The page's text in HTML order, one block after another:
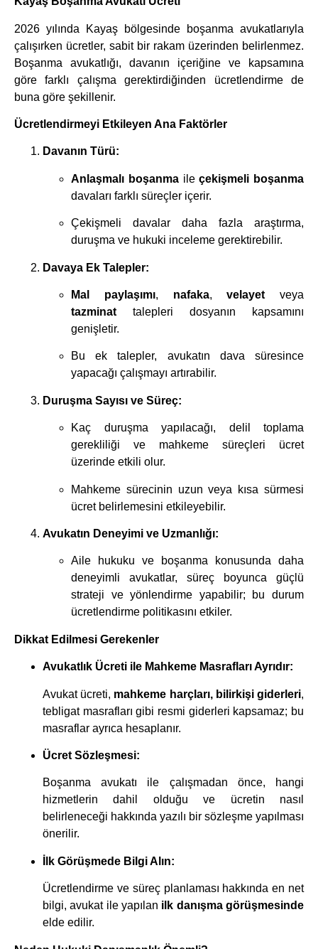
2026 yılında Kayaş bölgesinde boşanma avukatlarıyla
çalışırken ücretler, sabit bir rakam üzerinden belirlenmez.
Boşanma avukatlığı, davanın içeriğine ve kapsamına
göre farklı çalışma gerektirdiğinden ücretlendirme de
buna göre şekillenir.
Ücretlendirmeyi Etkileyen Ana Faktörler
Davanın Türü:
Anlaşmalı boşanmaileçekişmeli boşanma
davaları farklı süreçler içerir.
Çekişmeli davalar daha fazla araştırma,
duruşma ve hukuki inceleme gerektirebilir.
Davaya Ek Talepler:
Mal paylaşımı, nafaka,velayet veya
tazminat talepleri dosyanın kapsamını
genişletir.
Bu ek talepler, avukatın dava süresince
yapacağı çalışmayı artırabilir.
Duruşma Sayısı ve Süreç:
Kaç duruşma yapılacağı, delil toplama
gerekliliği ve mahkeme süreçleri ücret
üzerinde etkili olur.
Mahkeme sürecinin uzun veya kısa sürmesi
ücret belirlemesini etkileyebilir.
Avukatın Deneyimi ve Uzmanlığı:
Aile hukuku ve boşanma konusunda daha
deneyimli avukatlar, süreç boyunca güçlü
strateji ve yönlendirme yapabilir; bu durum
ücretlendirme politikasını etkiler.
Dikkat Edilmesi Gerekenler
Avukatlık Ücreti ile Mahkeme Masrafları Ayrıdır:
Avukat ücreti, mahkeme harçları, bilirkişi giderleri,
tebligat masrafları gibi resmi giderleri kapsamaz; bu
masraflar ayrıca hesaplanır.
Ücret Sözleşmesi:
Boşanma avukatı ile çalışmadan önce, hangi
hizmetlerin dahil olduğu ve ücretin nasıl
belirleneceği hakkında yazılı bir sözleşme yapılması
önerilir.
İlk Görüşmede Bilgi Alın:
Ücretlendirme ve süreç planlaması hakkında en net
bilgi, avukat ile yapılan ilk danışma görüşmesinde
elde edilir.